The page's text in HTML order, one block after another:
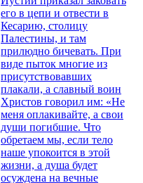
его в цепи и отвести в
Кесарию, столицу
Палестины, и там
прилюдно бичевать. При
виде пыток многие из
присутствовавших
плакали, а славный воин
Христов говорил им: «Не
меня оплакивайте, а свои
души погибшие. Что
обретаем мы, если тело
наше упокоится в этой
жизни, а душа будет
осуждена на вечные